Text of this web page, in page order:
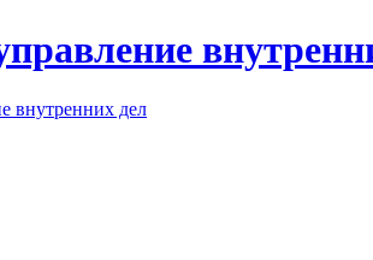
внутренних дел